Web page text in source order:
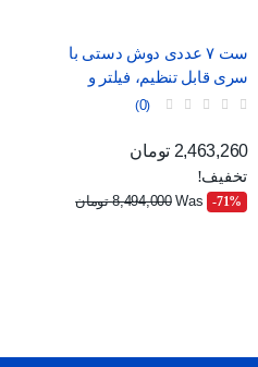
ست ۷ عددی دوش دستی با
سری قابل تنظیم، فیلتر و
ماساژور
0
قیمت عادی
قیمت
2,463,260 تومان
تخفیف!
‎-71%
Was 8,494,000 تومان